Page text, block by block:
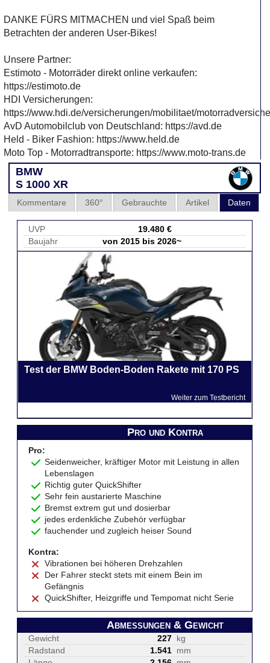
DANKE FÜRS MITMACHEN und viel Spaß beim
Betrachten der anderen User-Bikes!
Unsere Partner:
Estimoto - Motorräder direkt online verkaufen:
https://estimoto.de
HDI Versicherungen:
https://www.hdi.de/versicherungen/mobilitaet/
AvD Automobilclub von Deutschland: https://avd.de
Held - Biker Fashion: https://www.held.de
Moto Top - Motorradtransporte: https://www.moto-trans.de
BMW
S 1000 XR
Daten
Artikel
Gebrauchte
360°
Kommentare
UVP
19.480 €
Baujahr
von 2015 bis 2026~
Test der BMW Boden-Boden Rakete mit 170 PS
Weiter zum Testbericht
Pro und Kontra
Pro:
Seidenweicher, kräftiger Motor mit Leistung in allen
Lebenslagen
Richtig guter QuickShifter
Sehr fein austarierte Maschine
Bremst extrem gut und dosierbar
jedes erdenkliche Zubehör verfügbar
fauchender und zugleich heiser Sound
Kontra:
Vibrationen bei höheren Drehzahlen
Der Fahrer steckt stets mit einem Bein im
Gefängnis
QuickShifter, Heizgriffe und Tempomat nicht Serie
Abmessungen & Gewicht
Gewicht 227 kg
Radstand
1.541 mm